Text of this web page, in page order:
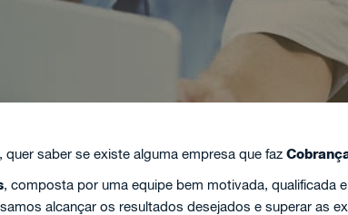
quer saber se existe alguma empresa que faz
, composta por uma equipe bem motivada, qualificada
alcançar os resultados desejados e superar as